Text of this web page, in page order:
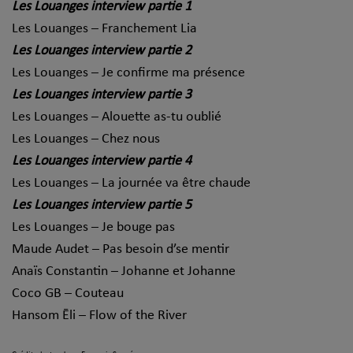
Les Louanges interview partie 1
Les Louanges – Franchement Lia
Les Louanges interview partie 2
Les Louanges – Je confirme ma présence
Les Louanges interview partie 3
Les Louanges – Alouette as-tu oublié
Les Louanges – Chez nous
Les Louanges interview partie 4
Les Louanges – La journée va être chaude
Les Louanges interview partie 5
Les Louanges – Je bouge pas
Maude Audet – Pas besoin d’se mentir
Anaïs Constantin – Johanne et Johanne
Coco GB – Couteau
Hansom Ēli – Flow of the River